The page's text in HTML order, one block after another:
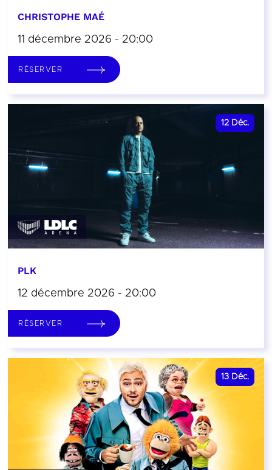
CHRISTOPHE MAÉ
11 décembre 2026 - 20:00
RÉSERVER
12 Déc.
PLK
12 décembre 2026 - 20:00
RÉSERVER
13 Déc.